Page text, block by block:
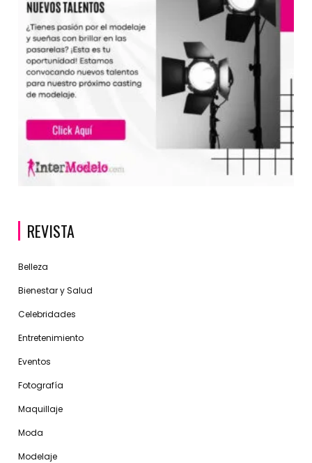
REVISTA
Belleza
Bienestar y Salud
Celebridades
Entretenimiento
Eventos
Fotografía
Maquillaje
Moda
Modelaje